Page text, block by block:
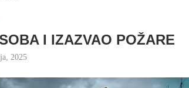
I IZAZVAO POŽARE
2025